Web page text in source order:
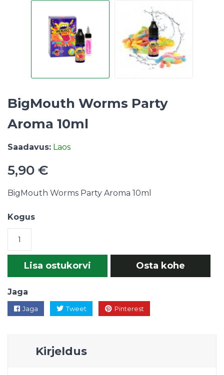
BigMouth Worms Party
Aroma 10ml
Saadavus: Laos
5,90 €
BigMouth Worms Party Aroma 10ml
Kogus
Lisa ostukorvi Osta kohe
Jaga
Jaga Tweet Pinterest
Kirjeldus